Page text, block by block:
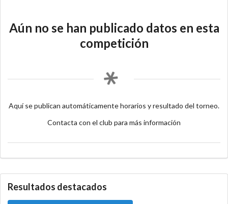
Aún no se han publicado datos en esta
competición
Aquí se publican automáticamente horarios y resultado del torneo.
Contacta con el club para más información
Resultados destacados